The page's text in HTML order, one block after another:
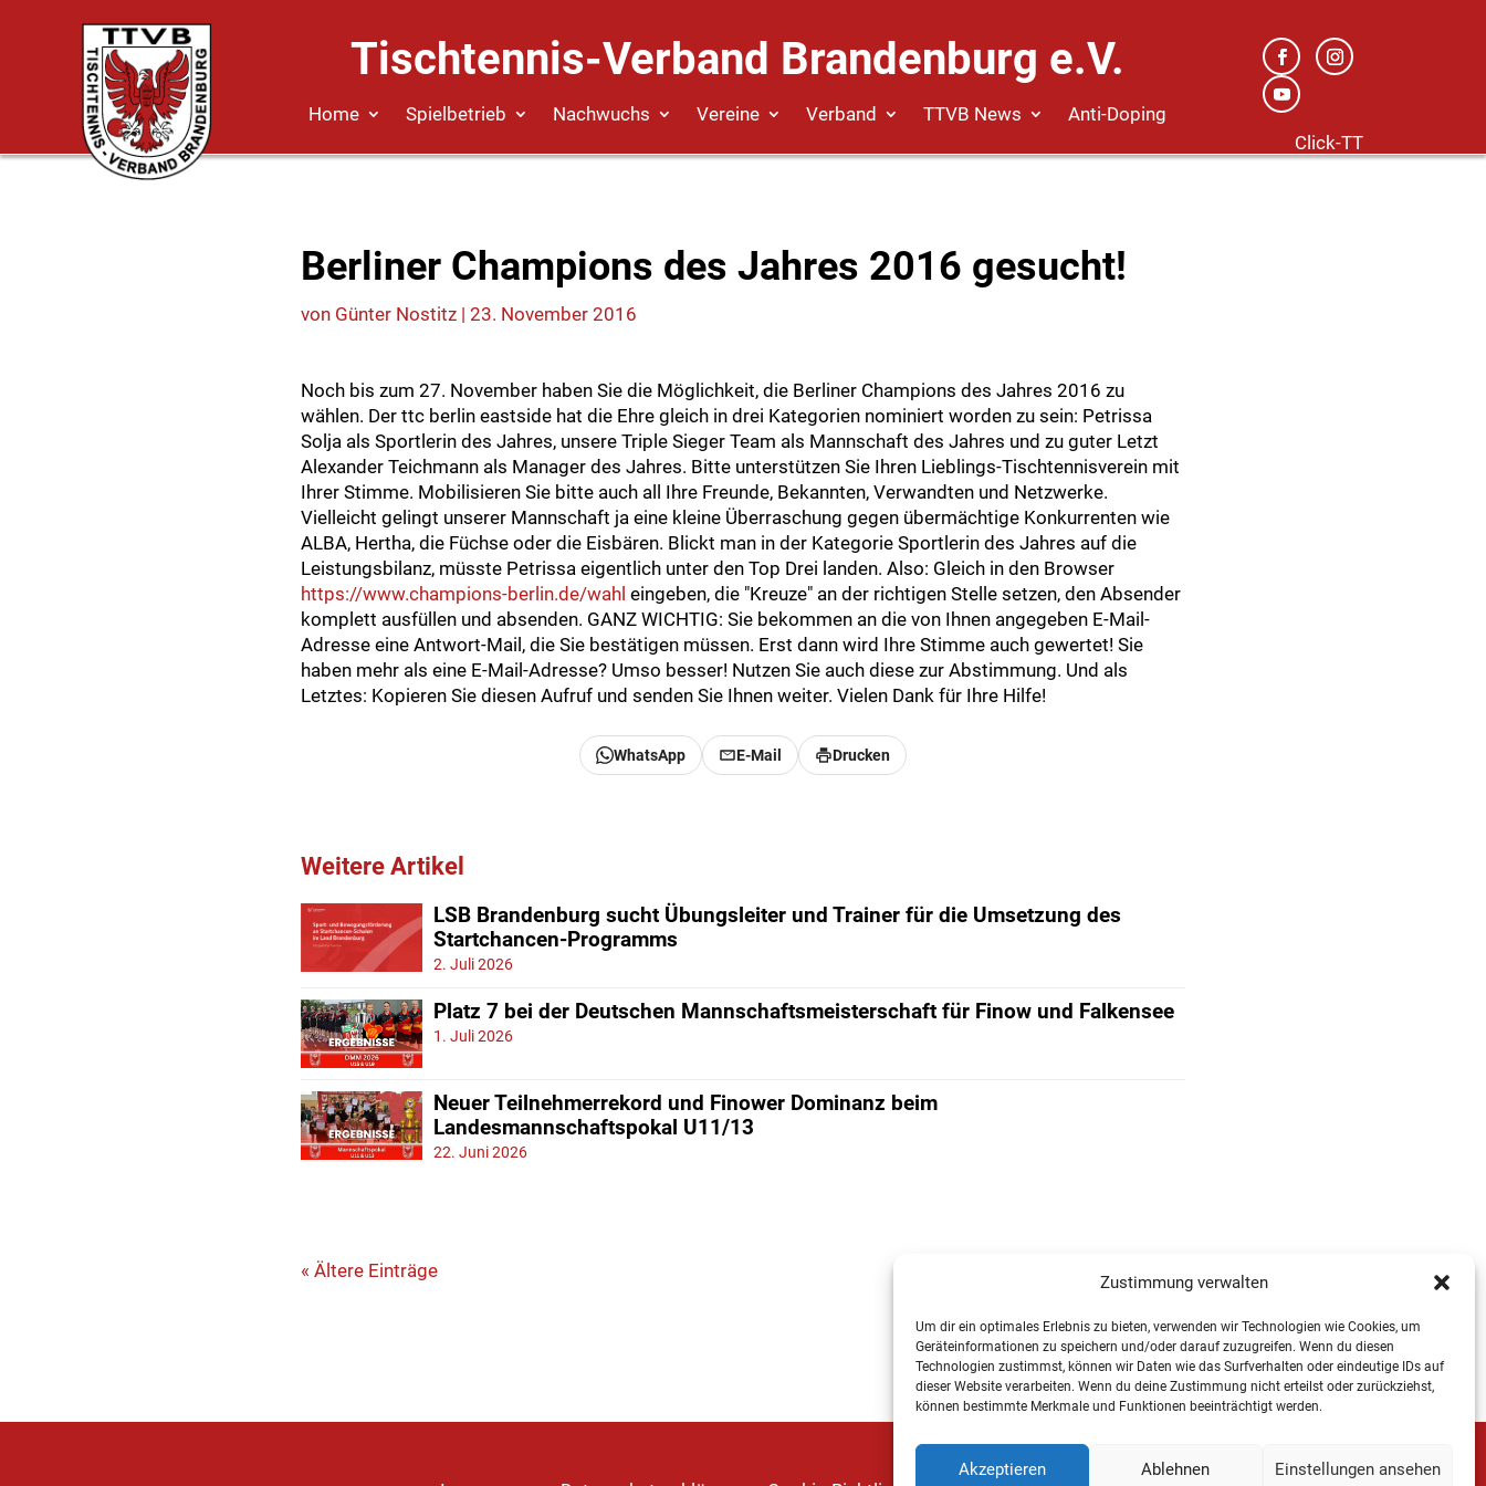
Zustimmung verwalten
Um dir ein optimales Erlebnis zu bieten, verwenden wir Technologien wie Cookies, um
Geräteinformationen zu speichern und/oder darauf zuzugreifen. Wenn du diesen
Technologien zustimmst, können wir Daten wie das Surfverhalten oder eindeutige IDs auf
dieser Website verarbeiten. Wenn du deine Zustimmung nicht erteilst oder zurückziehst,
können bestimmte Merkmale und Funktionen beeinträchtigt werden.
Akzeptieren Ablehnen Einstellungen ansehen
Tischtennis-Verband Brandenburg e.V.
Home Spielbetrieb Nachwuchs Vereine Verband TTVB News
Anti-Doping
Click-TT
Berliner Champions des Jahres 2016 gesucht!
von Günter Nostitz | 23. November 2016
Noch bis zum 27. November haben Sie die Möglichkeit, die Berliner Champions des Jahres 2016 zu
wählen. Der ttc berlin eastside hat die Ehre gleich in drei Kategorien nominiert worden zu sein: Petrissa
Solja als Sportlerin des Jahres, unsere Triple Sieger Team als Mannschaft des Jahres und zu guter Letzt
Alexander Teichmann als Manager des Jahres. Bitte unterstützen Sie Ihren Lieblings-Tischtennisverein mit
Ihrer Stimme. Mobilisieren Sie bitte auch all Ihre Freunde, Bekannten, Verwandten und Netzwerke.
Vielleicht gelingt unserer Mannschaft ja eine kleine Überraschung gegen übermächtige Konkurrenten wie
ALBA, Hertha, die Füchse oder die Eisbären. Blickt man in der Kategorie Sportlerin des Jahres auf die
Leistungsbilanz, müsste Petrissa eigentlich unter den Top Drei landen. Also: Gleich in den Browser
https://www.champions-berlin.de/wahl eingeben, die "Kreuze" an der richtigen Stelle setzen, den Absender
komplett ausfüllen und absenden. GANZ WICHTIG: Sie bekommen an die von Ihnen angegeben E-Mail-
Adresse eine Antwort-Mail, die Sie bestätigen müssen. Erst dann wird Ihre Stimme auch gewertet! Sie
haben mehr als eine E-Mail-Adresse? Umso besser! Nutzen Sie auch diese zur Abstimmung. Und als
Letztes: Kopieren Sie diesen Aufruf und senden Sie Ihnen weiter. Vielen Dank für Ihre Hilfe!
WhatsApp E-Mail Drucken
Weitere Artikel
LSB Brandenburg sucht Übungsleiter und Trainer für die Umsetzung des
Startchancen-Programms
2. Juli 2026
Platz 7 bei der Deutschen Mannschaftsmeisterschaft für Finow und Falkensee
1. Juli 2026
Neuer Teilnehmerrekord und Finower Dominanz beim
Landesmannschaftspokal U11/13
22. Juni 2026
« Ältere Einträge